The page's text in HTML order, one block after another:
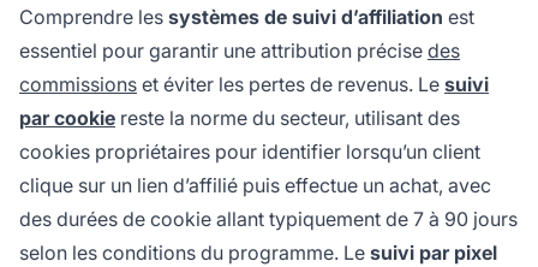
Comprendre les systèmes de suivi d’affiliation est
essentiel pour garantir une attribution précise des
commissions et éviter les pertes de revenus. Le suivi
par cookie reste la norme du secteur, utilisant des
cookies propriétaires pour identifier lorsqu’un client
clique sur un lien d’affilié puis effectue un achat, avec
des durées de cookie allant typiquement de 7 à 90 jours
selon les conditions du programme. Le suivi par pixel